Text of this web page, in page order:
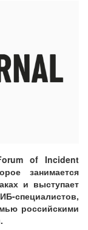
of Incident
занимается
и выступает
российскими